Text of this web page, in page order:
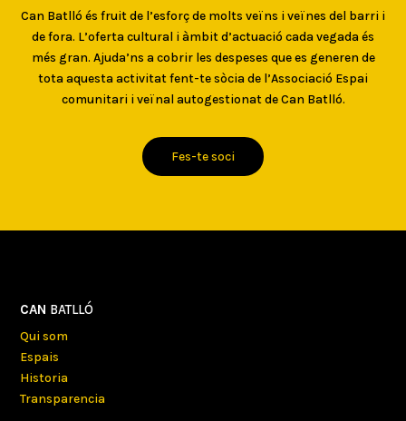
Can Batlló és fruit de l’esforç de molts veïns i veïnes del barri i
de fora. L’oferta cultural i àmbit d’actuació cada vegada és
més gran. Ajuda’ns a cobrir les despeses que es generen de
tota aquesta activitat fent-te sòcia de l’Associació Espai
comunitari i veïnal autogestionat de Can Batlló.
Fes-te soci
CAN BATLLÓ
Qui som
Espais
Historia
Transparencia